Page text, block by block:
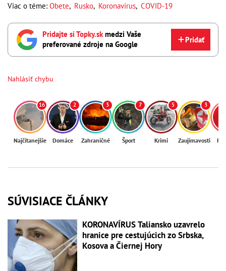
Viac o téme: Obete, Rusko, Koronavírus, COVID-19
Pridajte si Topky.skmedzi Vaše
preferované zdroje na Google
Pridať
Nahlásiť chybu
16
Najčítanejšie
2
Domáce
3
Zahraničné
7
Šport
5
Krimi
3
Zaujímavosti
SÚVISIACE ČLÁNKY
KORONAVÍRUS Taliansko uzavrelo
hranice pre cestujúcich zo Srbska,
Kosova a Čiernej Hory